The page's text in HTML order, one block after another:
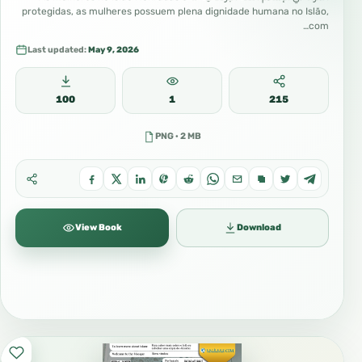
4ـ حقُّ الأولاد
2ـ أن ينفق عليهم بالمعروف من غير إسراف ولا تقصير
3ـ ألا يفضل أحدا منهم على أحد في العطايا والهبات
4- Os direitos dos filhos:
1- A educação, e ela é o desenvolvimento da
religião e dos bons modos neles próprios até
3- Não dar preferência a uns sobre os outros
nas ofertas ou presentes.
protegidas, as mulheres possuem plena dignidade humana no Islão,
com…
Last updated:May 9, 2026
100 1 215
PNG · 2 MB
View Book Download